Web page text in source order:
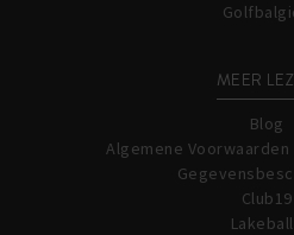
MEER
Blog
Algemene
Club19